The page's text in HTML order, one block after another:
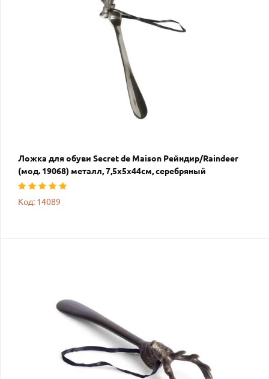
Ложка для обуви Secret de Maison Рейндир/Raindeer
(мод. 19068) металл, 7,5х5х44см, серебряный
Код: 14089